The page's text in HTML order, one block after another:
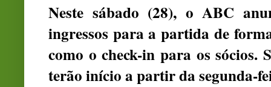
Neste sábado (28), o ABC
ingressos para a partida de
como o check-in para os sócios.
terão início a partir da segunda-